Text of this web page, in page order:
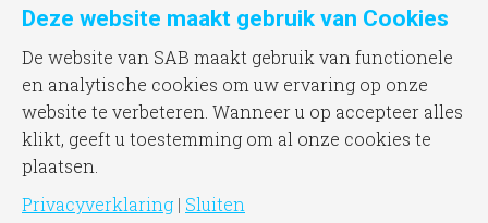
Bezoekadres Amsterdam
gevestigd in het INIT
unit 331b
Jacob Bontiusplaats 9
1018 LL Amsterdam
Bezoekadres Arnhem
Frombergdwarsstraat 54
Deze website maakt gebruik van Cookies
De website van SAB maakt gebruik van functionele
en analytische cookies om uw ervaring op onze
website te verbeteren. Wanneer u op accepteer alles
klikt, geeft u toestemming om al onze cookies te
plaatsen.
Privacyverklaring | Sluiten